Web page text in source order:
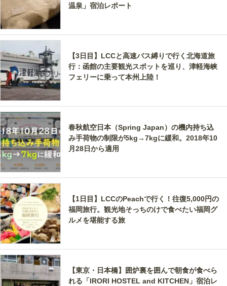
温泉」宿泊レポート
【3日目】LCCと高速バス縛りで行く北海道旅
行：函館の主要観光スポットを巡り、津軽海峡
フェリーに乗って本州上陸！
春秋航空日本（Spring Japan）の機内持ち込
み手荷物の制限が5kg→7kgに緩和。2018年10
月28日から適用
【1日目】LCCのPeachで行く！往復5,000円の
福岡旅行。観光地そっちのけで食べたい福岡グ
ルメを堪能する旅
【東京・日本橋】囲炉裏を囲んで朝食が食べら
れる「IRORI HOSTEL and KITCHEN」宿泊レ